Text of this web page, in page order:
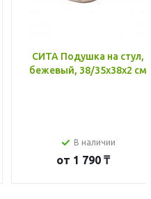
СИТА Подушка на стул,
бежевый, 38/35x38x2 см
В наличии
от 1 790 ₸